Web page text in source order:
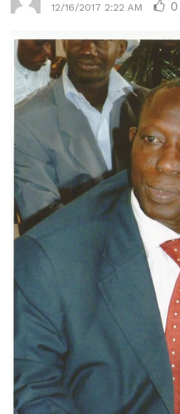
12/16/2017 2:22 AM 0